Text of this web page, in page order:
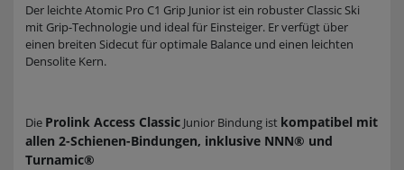
Der leichte Atomic Pro C1 Grip Junior ist ein robuster Classic Ski
mit Grip-Technologie und ideal für Einsteiger. Er verfügt über
einen breiten Sidecut für optimale Balance und einen leichten
Densolite Kern.
Die Prolink Access Classic Junior Bindung ist kompatibel mit
allen 2-Schienen-Bindungen, inklusive NNN® und
Turnamic®